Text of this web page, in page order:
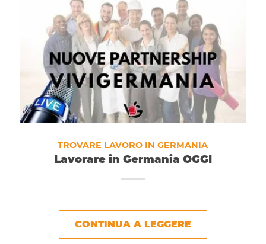
TROVARE LAVORO IN GERMANIA
Lavorare in Germania OGGI
CONTINUA A LEGGERE